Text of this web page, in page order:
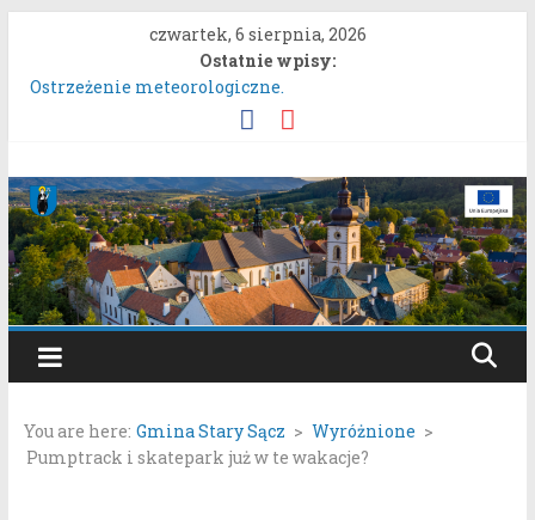
treści
czwartek, 6 sierpnia, 2026
Ostatnie wpisy:
Ostrzeżenie meteorologiczne.
Uproszczona oferta realizacji zadania publicznego.
projektu zmiany miejscowego planu zagospodarowania
przestrzennego „Miasto Stary Sącz – Plan Nr 1A”.
System nieodpłatnej pomocy prawnej!
Gmina
Stary
Sącz
Portal
Gminy
Stary
You are here: Gmina Stary Sącz > Wyróżnione >
Pumptrack i skatepark już w te wakacje?